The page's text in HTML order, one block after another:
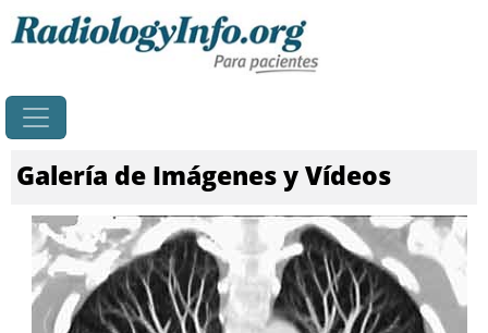
Galería de Imágenes y Vídeos